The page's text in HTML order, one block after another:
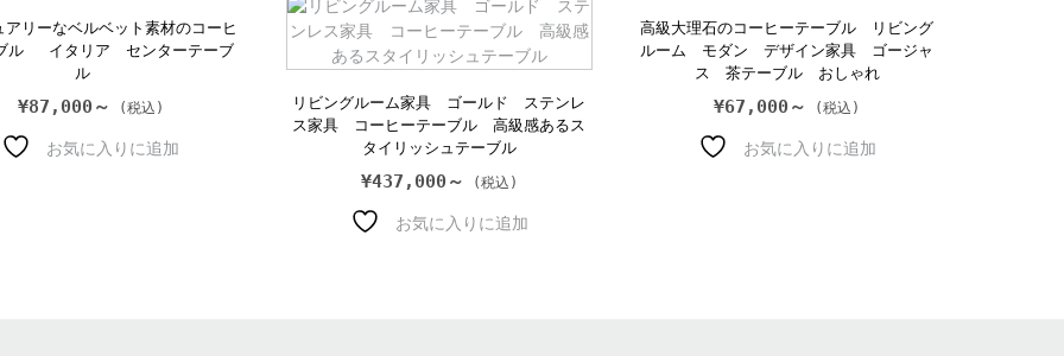
アリーなベルベット素材のコーヒ
ル イタリア センターテーブ
ル
¥87,000～
お気に入りに追加
リビングルーム家具 ゴールド ステンレ
ス家具 コーヒーテーブル 高級感あるス
タイリッシュテーブル
¥437,000～
お気に入りに追加
高級大理石のコーヒーテーブル リビング
ルーム モダン デザイン家具 ゴージャ
ス 茶テーブル おしゃれ
¥67,000～
お気に入りに追加